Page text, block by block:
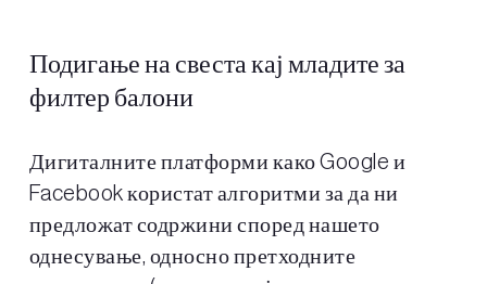
Подигање на свеста кај младите за
филтер балони
Дигиталните платформи како Google и
Facebook користат алгоритми за да ни
предложат содржини според нашето
однесување, односно претходните